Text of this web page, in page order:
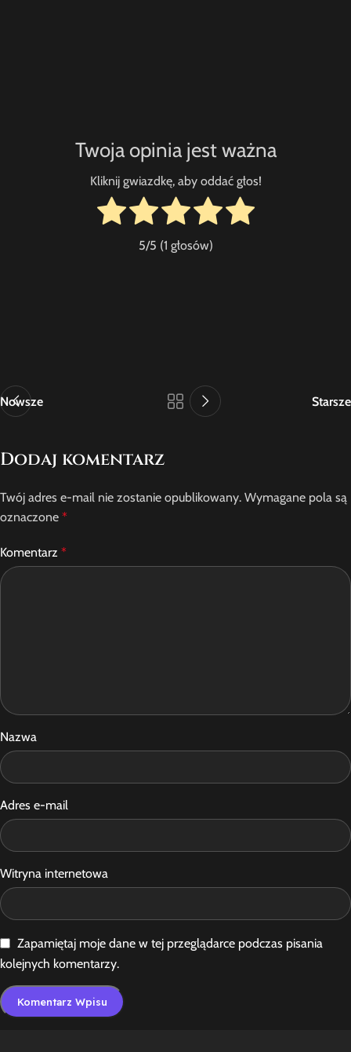
Twoja opinia jest ważna
Kliknij gwiazdkę, aby oddać głos!
5/5 (1 głosów)
Nowsze Starsze
Dodaj komentarz
Twój adres e-mail nie zostanie opublikowany. Wymagane pola są
oznaczone *
Komentarz *
Nazwa
Adres e-mail
Witryna internetowa
Zapamiętaj moje dane w tej przeglądarce podczas pisania
kolejnych komentarzy.